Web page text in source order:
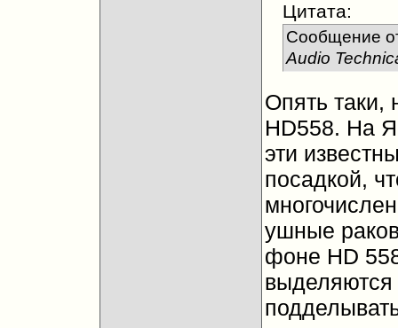
Цитата:
Сообщение
Audio
Опять таки,
HD558. На
эти
посадкой,
ушные
фоне HD